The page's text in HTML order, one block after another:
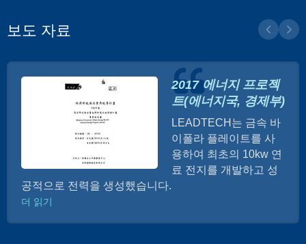
보도 자료
2017 에너지 프로젝
트(에너지국, 경제부)
LEADTECH는 금속 바
이폴라 플레이트를 사
용하여 최초의 10kw 연
료 전지를 개발하고 성
공적으로 전력을 생성했습니다.
더 읽기